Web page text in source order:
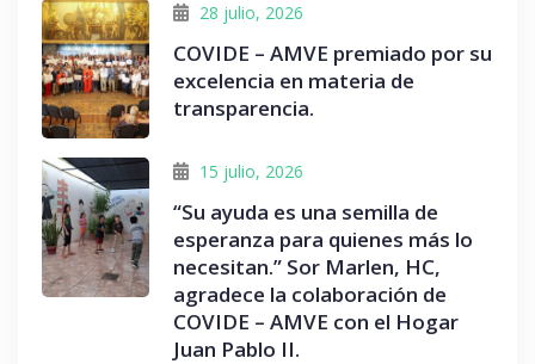
28 julio, 2026
COVIDE – AMVE premiado por su
excelencia en materia de
transparencia.
15 julio, 2026
“Su ayuda es una semilla de
esperanza para quienes más lo
necesitan.” Sor Marlen, HC,
agradece la colaboración de
COVIDE – AMVE con el Hogar
Juan Pablo II.